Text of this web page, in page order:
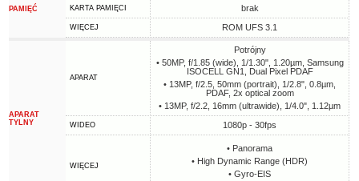
PAMIĘĆ KARTA PAMIĘCI brak
WIĘCEJ ROM UFS 3.1
APARAT
TYLNY
APARAT
Potrójny
• 50MP, f/1.85 (wide), 1/1.30", 1.20µm, Samsung
ISOCELL GN1, Dual Pixel PDAF
• 13MP, f/2.5, 50mm (portrait), 1/2.8", 0.8µm,
PDAF, 2x optical zoom
• 13MP, f/2.2, 16mm (ultrawide), 1/4.0", 1.12µm
WIDEO 1080p - 30fps
WIĘCEJ
• Panorama
• High Dynamic Range (HDR)
• Gyro-EIS